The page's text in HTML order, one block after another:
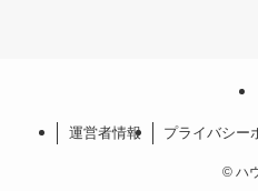
運営者情報 プライバシー
©ハ